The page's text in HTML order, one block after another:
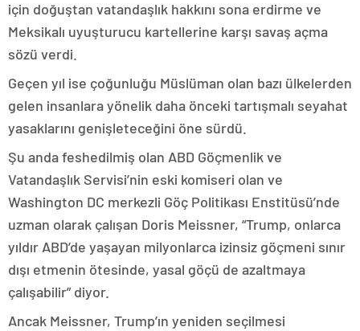
için doğuştan vatandaşlık hakkını sona erdirme ve
Meksikalı uyuşturucu kartellerine karşı savaş açma
sözü verdi.
Geçen yıl ise çoğunluğu Müslüman olan bazı ülkelerden
gelen insanlara yönelik daha önceki tartışmalı seyahat
yasaklarını genişleteceğini öne sürdü.
Şu anda feshedilmiş olan ABD Göçmenlik ve
Vatandaşlık Servisi’nin eski komiseri olan ve
Washington DC merkezli Göç Politikası Enstitüsü’nde
uzman olarak çalışan Doris Meissner, “Trump, onlarca
yıldır ABD’de yaşayan milyonlarca izinsiz göçmeni sınır
dışı etmenin ötesinde, yasal göçü de azaltmaya
çalışabilir” diyor.
Ancak Meissner, Trump’ın yeniden seçilmesi